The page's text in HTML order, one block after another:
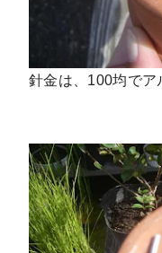
針金は、100均でア